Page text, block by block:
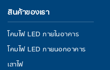
สินค้าของเรา
โคมไฟ LED ภายในอาคาร
โคมไฟ LED ภายนอกอาคาร
เสาไฟ